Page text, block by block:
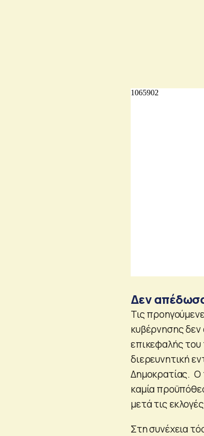
Δεν
Τις
κυβέρνησης
επικεφαλής του
διερευνητική
Δημοκρατίας. Ο
καμία
μετά τις
Στη συνέχεια